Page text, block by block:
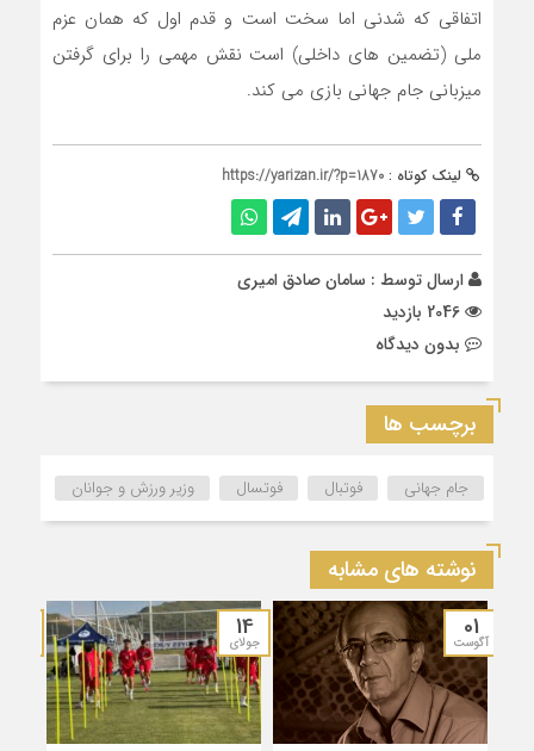
اتفاقی که شدنی اما سخت است و قدم اول که همان عزم
ملی (تضمین های داخلی) است نقش مهمی را برای گرفتن
میزبانی جام جهانی بازی می کند.
لینک کوتاه : https://yarizan.ir/?p=1870
ارسال توسط : سامان صادق امیری
بدون دیدگاه
برچسب ها
جام جهانی فوتبال فوتسال وزیر ورزش و جوانان
نوشته های مشابه
01
آگوست 14
جولای